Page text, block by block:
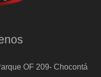
OF 209- Chocontá